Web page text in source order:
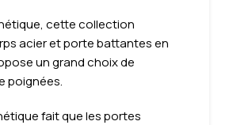
cette collection
acier et porte battantes en
un grand choix de
poignées.
fait que les portes